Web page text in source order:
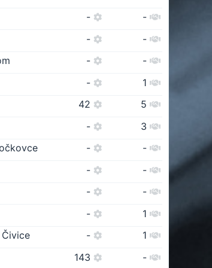
- -
- -
- -
- 1
42 5
- 3
- -
- -
- -
- 1
- 1
143 -